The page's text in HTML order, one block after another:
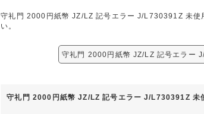
守礼門 2000円紙幣 JZ/LZ 記号エラー J/L730391Z 未使
い。
守礼門 2000円紙幣 JZ/LZ 記号エラー
守礼門 2000円紙幣 JZ/LZ 記号エラー J/L730391Z 未